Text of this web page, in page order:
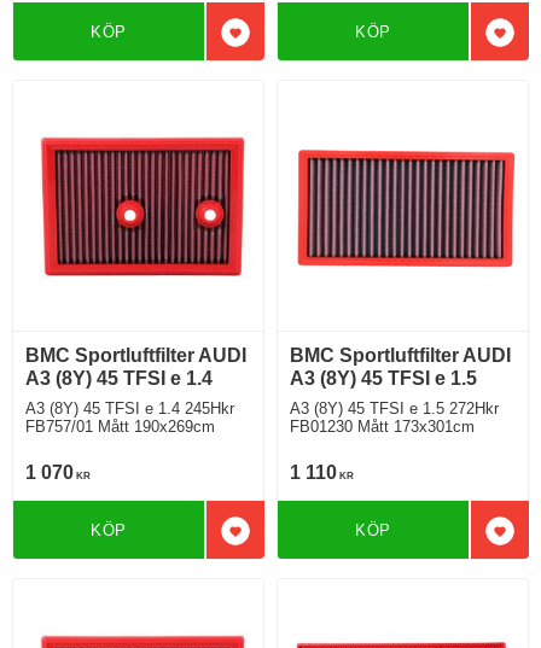
Lägg till i favoriter
KÖP KÖP
BMC Sportluftfilter AUDI
A3 (8Y) 45 TFSI e 1.4
A3 (8Y) 45 TFSI e 1.4 245Hkr
FB757/01 Mått 190x269cm
1 070 KR
Lägg till i favoriter
KÖP
BMC Sportluftfilter AUDI
A3 (8Y) 45 TFSI e 1.5
A3 (8Y) 45 TFSI e 1.5 272Hkr
FB01230 Mått 173x301cm
1 110 KR
KÖP